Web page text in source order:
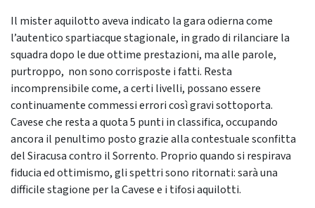
Il mister aquilotto aveva indicato la gara odierna come
l’autentico spartiacque stagionale, in grado di rilanciare la
squadra dopo le due ottime prestazioni, ma alle parole,
purtroppo, non sono corrisposte i fatti. Resta
incomprensibile come, a certi livelli, possano essere
continuamente commessi errori così gravi sottoporta.
Cavese che resta a quota 5 punti in classifica, occupando
ancora il penultimo posto grazie alla contestuale sconfitta
del Siracusa contro il Sorrento. Proprio quando si respirava
fiducia ed ottimismo, gli spettri sono ritornati: sarà una
difficile stagione per la Cavese e i tifosi aquilotti.